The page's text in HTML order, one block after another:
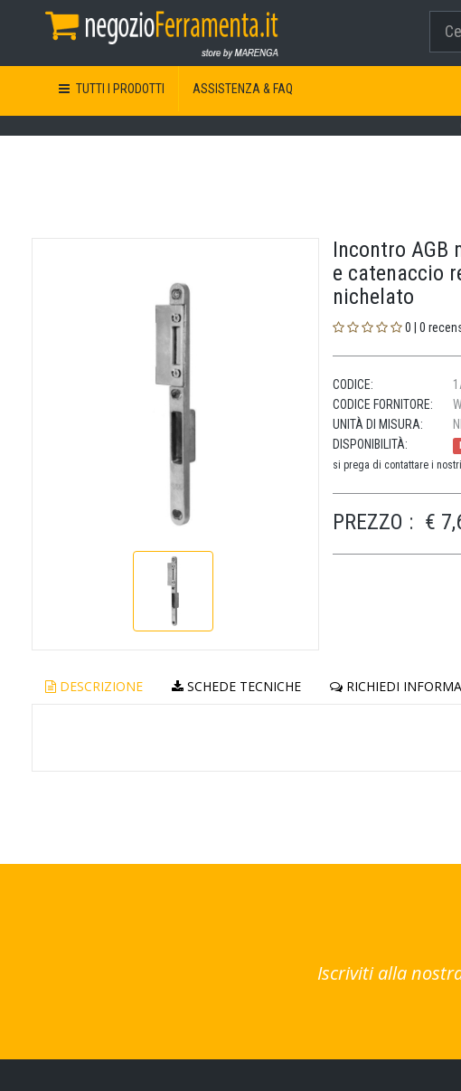
TUTTI I PRODOTTI ASSISTENZA & FAQ
Incontro AGB
e catenaccio
nichelato
0 | 0
CODICE:
CODICE FORNITORE:
UNITÀ DI MISURA:
DISPONIBILITÀ:
si prega di contattare i
PREZZO : €
DESCRIZIONE SCHEDE TECNICHE RICHIEDI
Iscriviti alla